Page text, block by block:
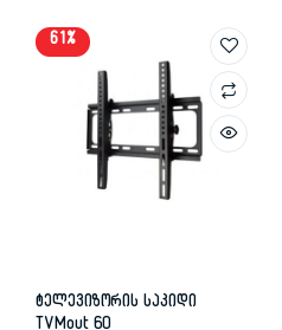
1,099.00 ₾.
519.00 ₾.
61%
ტელევიზორის საკიდი